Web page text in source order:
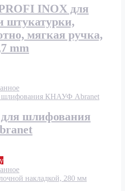
INOX для
штукатурки,
мягкая ручка,
mm
шлифования